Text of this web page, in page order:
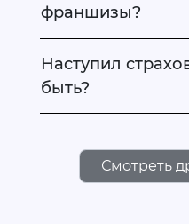
франшизы?
Наступил
быть?
Смотреть